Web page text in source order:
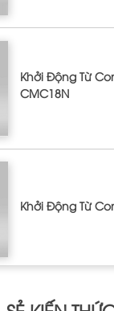
Khởi Động Từ
CMC18N
Khởi Động Từ